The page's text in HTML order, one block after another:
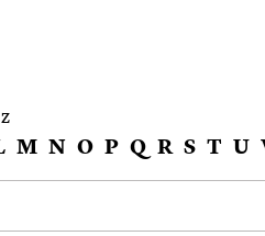
M N O P Q R S T U